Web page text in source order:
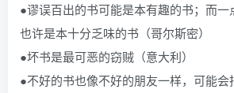
●谬误百出的书可能是本有趣的书；而
也许是本十分乏味的书（哥尔斯密）
●坏书是最可恶的窃贼（意大利）
●不好的书也像不好的朋友一样，可能会